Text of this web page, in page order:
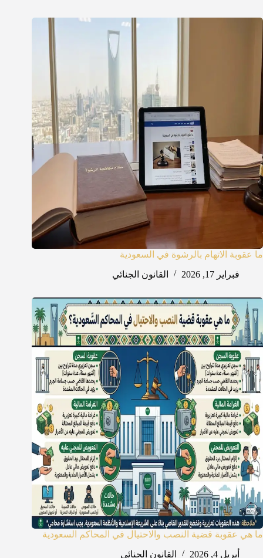
ما عقوبة الاتهام بالرشوة في السعودية
فبراير 17, 2026
القانون الجنائي
ما هي عقوبة قضية النصب والاحتيال في المحاكم السعودية
أبريل 4, 2026
القانون الجنائي